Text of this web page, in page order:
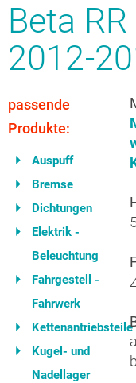
Beta
2012-
passende
Produkte:
Auspuff
Bremse
Dichtungen
Elektrik -
Beleuchtung
Fahrgestell -
Fahrwerk
Kettenantriebsteile
Kugel- und
Nadellager